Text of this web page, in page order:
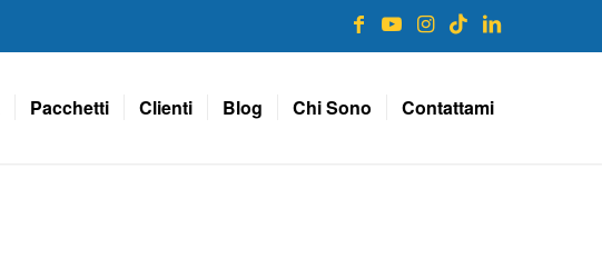
Pacchetti Clienti Blog Chi Sono Contattami